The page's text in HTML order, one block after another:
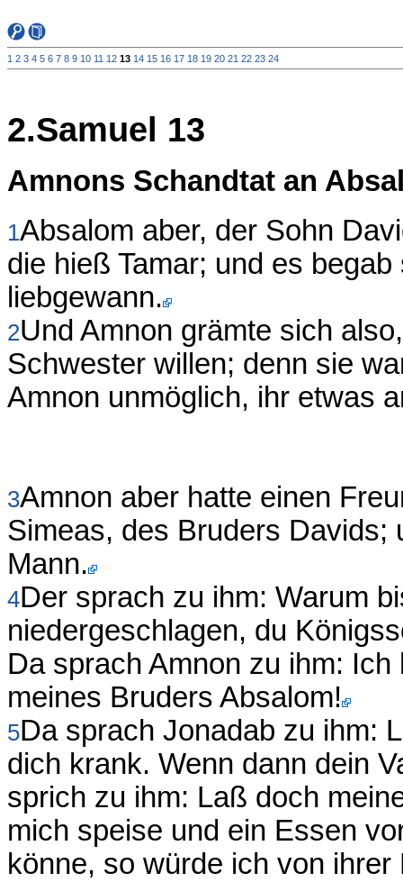
1 2 3 4 5 6 7 8 9 10 11 12 13 14 15 16 17 18 19 20 21 22 23 24
2.Samuel 13
Amnons Schandtat an
1Absalom aber, der Sohn
die hieß Tamar; und es
liebgewann.
2Und Amnon grämte sich
Schwester willen; denn sie
Amnon unmöglich, ihr etwas
3Amnon aber hatte einen
Simeas, des Bruders Davids;
Mann.
4Der sprach zu ihm: Warum
niedergeschlagen, du
Da sprach Amnon zu ihm:
meines Bruders Absalom!
5Da sprach Jonadab zu ihm:
dich krank. Wenn dann dein
sprich zu ihm: Laß doch
mich speise und ein Essen
könne, so würde ich von ihrer